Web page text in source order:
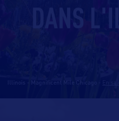
DANS
Illinois - Magnificent Mile Chicago